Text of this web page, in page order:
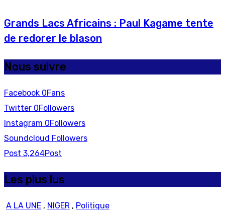
Grands Lacs Africains : Paul Kagame tente
de redorer le blason
Nous suivre
Facebook 0Fans
Twitter 0Followers
Instagram 0Followers
Soundcloud Followers
Post 3,264Post
Les plus lus
A LA UNE , NIGER , Politique